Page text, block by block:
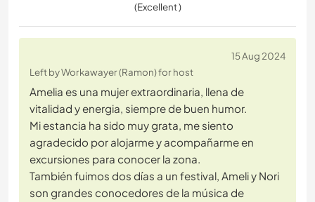
(Excellent )
15 Aug 2024
Left by Workawayer (Ramon) for host
Amelia es una mujer extraordinaria, llena de
vitalidad y energia, siempre de buen humor.
Mi estancia ha sido muy grata, me siento
agradecido por alojarme y acompañarme en
excursiones para conocer la zona.
También fuimos dos días a un festival, Ameli y Nori
son grandes conocedores de la música de